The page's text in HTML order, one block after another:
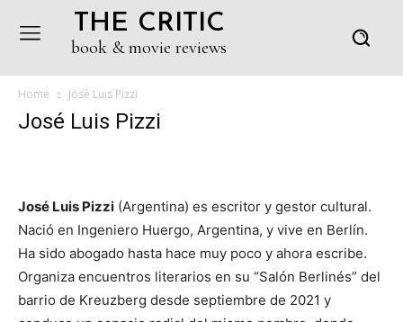
THE CRITIC
book & movie reviews
Home José Luis Pizzi
José Luis Pizzi
José Luis Pizzi (Argentina) es escritor y gestor cultural.
Nació en Ingeniero Huergo, Argentina, y vive en Berlín.
Ha sido abogado hasta hace muy poco y ahora escribe.
Organiza encuentros literarios en su “Salón Berlinés” del
barrio de Kreuzberg desde septiembre de 2021 y